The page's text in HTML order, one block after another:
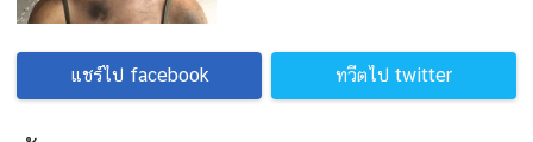
แชร์ไป facebook ทวีตไป twitter